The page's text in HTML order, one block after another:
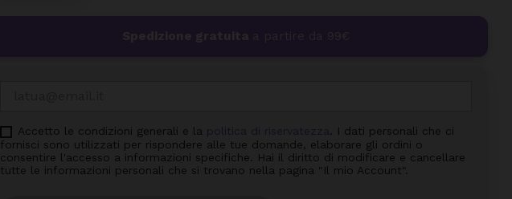
Accetto le condizioni generali e la
. I dati personali che ci
fornisci sono utilizzati per rispondere alle tue domande, elaborare gli ordini o
consentire l'accesso a informazioni specifiche. Hai il diritto di modificare e cancellare
tutte le informazioni personali che si trovano nella pagina "Il mio Account".